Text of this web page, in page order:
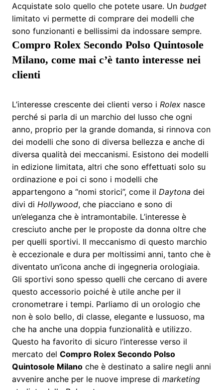
Acquistate solo quello che potete usare. Un budget
limitato vi permette di comprare dei modelli che
sono funzionanti e bellissimi da indossare sempre.
Compro Rolex Secondo Polso Quintosole
Milano, come mai c’è tanto interesse nei
clienti
L’interesse crescente dei clienti verso i Rolex nasce
perché si parla di un marchio del lusso che ogni
anno, proprio per la grande domanda, si rinnova con
dei modelli che sono di diversa bellezza e anche di
diversa qualità dei meccanismi. Esistono dei modelli
in edizione limitata, altri che sono effettuati solo su
ordinazione e poi ci sono i modelli che
appartengono a “nomi storici”, come il Daytona dei
divi di Hollywood, che piacciano e sono di
un’eleganza che è intramontabile. L’interesse è
cresciuto anche per le proposte da donna oltre che
per quelli sportivi. Il meccanismo di questo marchio
è eccezionale e dura per moltissimi anni, tanto che è
diventato un’icona anche di ingegneria orologiaia.
Gli sportivi sono spesso quelli che cercano di avere
questo accessorio poiché è utile anche per il
cronometrare i tempi. Parliamo di un orologio che
non è solo bello, di classe, elegante e lussuoso, ma
che ha anche una doppia funzionalità e utilizzo.
Questo ha favorito di sicuro l’interesse verso il
mercato del Compro Rolex Secondo Polso
Quintosole Milano che è destinato a salire negli anni
avvenire anche per le nuove imprese di marketing